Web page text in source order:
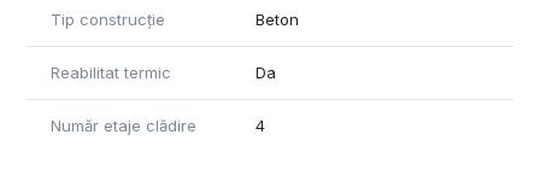
Tip construcție Beton
Reabilitat termic Da
Număr etaje clădire 4